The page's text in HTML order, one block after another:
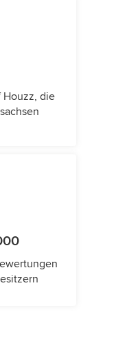
Houzz, die